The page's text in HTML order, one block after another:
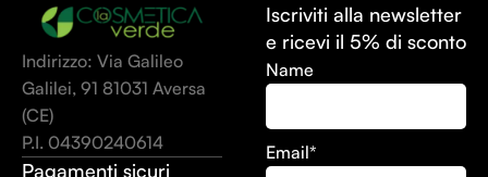
Indirizzo: Via Galileo
Galilei, 91 81031 Aversa
(CE)
P.I. 04390240614
Pagamenti sicuri
Iscriviti alla newsletter
e ricevi il 5% di sconto
Name
Email*